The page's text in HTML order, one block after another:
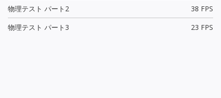
物理テスト パート2
38 FPS
物理テスト パート3
23 FPS